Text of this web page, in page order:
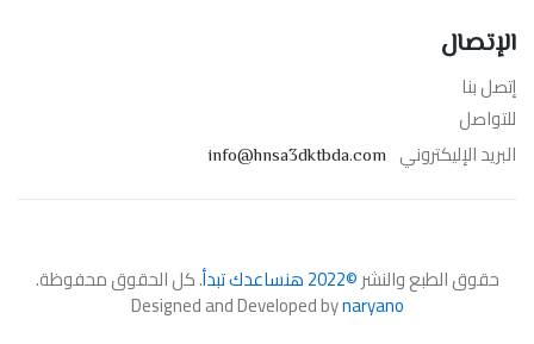
الإتصال
إتصل بنا
للتواصل
البريد الإليكتروني info@hnsa3dktbda.com
حقوق الطبع والنشر©2022 هنساعدك تبدأ . كل الحقوق محفوظة.
Designed and Developed bynaryano